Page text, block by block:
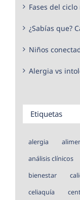
Fases del
¿Sabías que?
Niños
Alergia vs
Etiquetas
alergia
análisis clínicos
bienestar
celiaquía